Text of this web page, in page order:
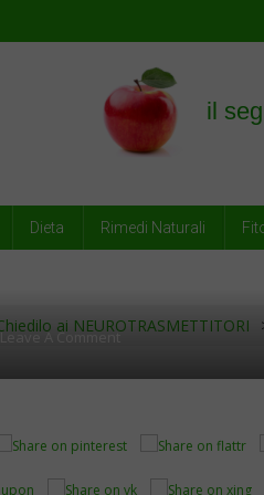
Dieta Rimedi Naturali
ai NEUROTRASMETTITORI
Leave A CommentOn